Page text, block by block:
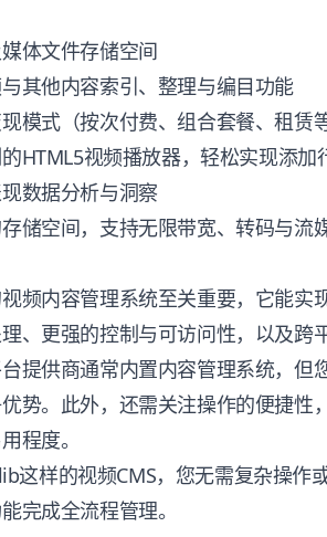
体文件存储空间
其他内容索引、整理与编目功能
模式（按次付费、组合套餐、租赁等
HTML5视频播放器，轻松实现添
数据分析与洞察
储空间，支持无限带宽、转码与流
频内容管理系统至关重要，它能实
、更强的控制与可访问性，以及跨
提供商通常内置内容管理系统，但
势。此外，还需关注操作的便捷性
程度。
这样的视频CMS，您无需复杂操作
完成全流程管理。